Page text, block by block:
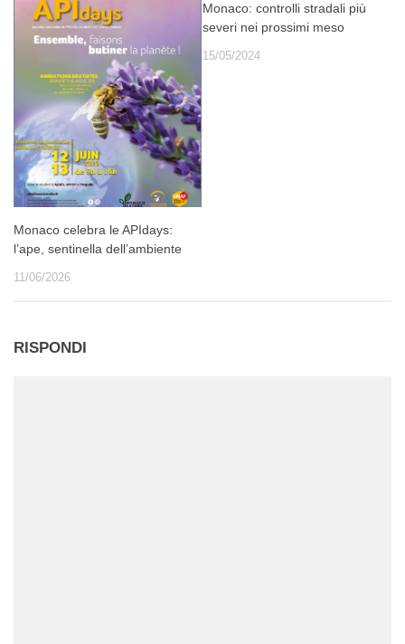
Monaco celebra le APIdays:
l’ape, sentinella dell’ambiente
11/06/2026
Monaco: controlli stradali più
severi nei prossimi meso
15/05/2024
RISPONDI